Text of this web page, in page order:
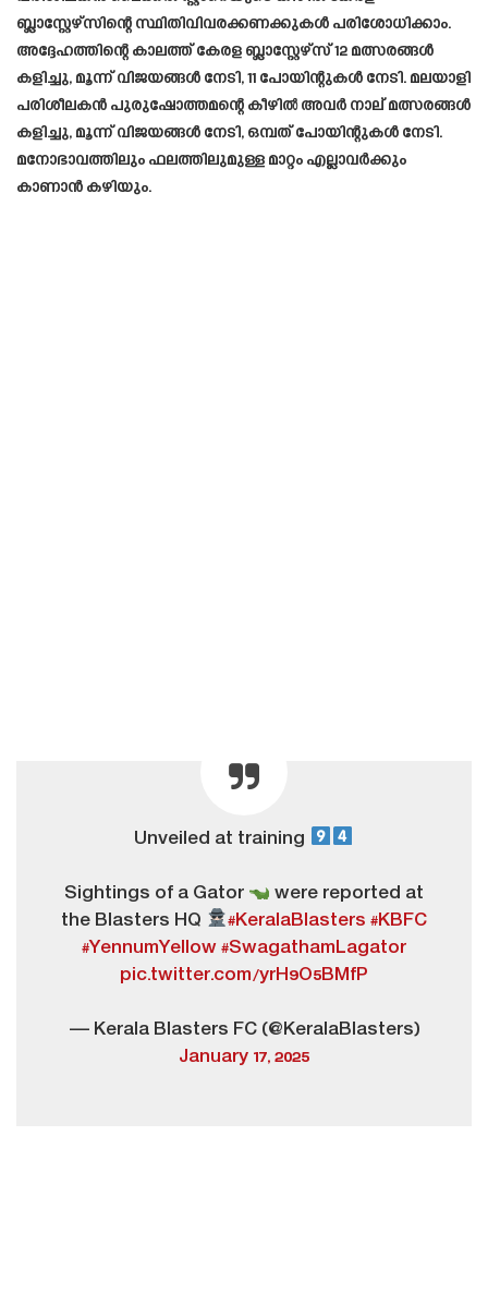
ബ്ലാസ്റ്റേഴ്സിന്റെ സ്ഥിതിവിവരക്കണക്കുകൾ പരിശോധിക്കാം.
അദ്ദേഹത്തിന്റെ കാലത്ത് കേരള ബ്ലാസ്റ്റേഴ്സ് 12 മത്സരങ്ങൾ
കളിച്ചു, മൂന്ന് വിജയങ്ങൾ നേടി, 11 പോയിന്റുകൾ നേടി. മലയാളി
പരിശീലകൻ പുരുഷോത്തമന്റെ കീഴിൽ അവർ നാല് മത്സരങ്ങൾ
കളിച്ചു, മൂന്ന് വിജയങ്ങൾ നേടി, ഒമ്പത് പോയിന്റുകൾ നേടി.
മനോഭാവത്തിലും ഫലത്തിലുമുള്ള മാറ്റം എല്ലാവർക്കും
കാണാൻ കഴിയും.
Unveiled at training
Sightings of a Gator
were reported at
the Blasters HQ
#KeralaBlasters #KBFC
#YennumYellow #SwagathamLagator
pic.twitter.com/yrH9O5BMfP
— Kerala Blasters FC (@KeralaBlasters)
January 17, 2025